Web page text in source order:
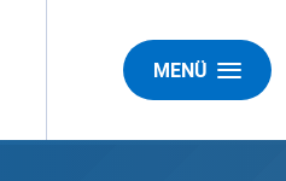
MENÜ